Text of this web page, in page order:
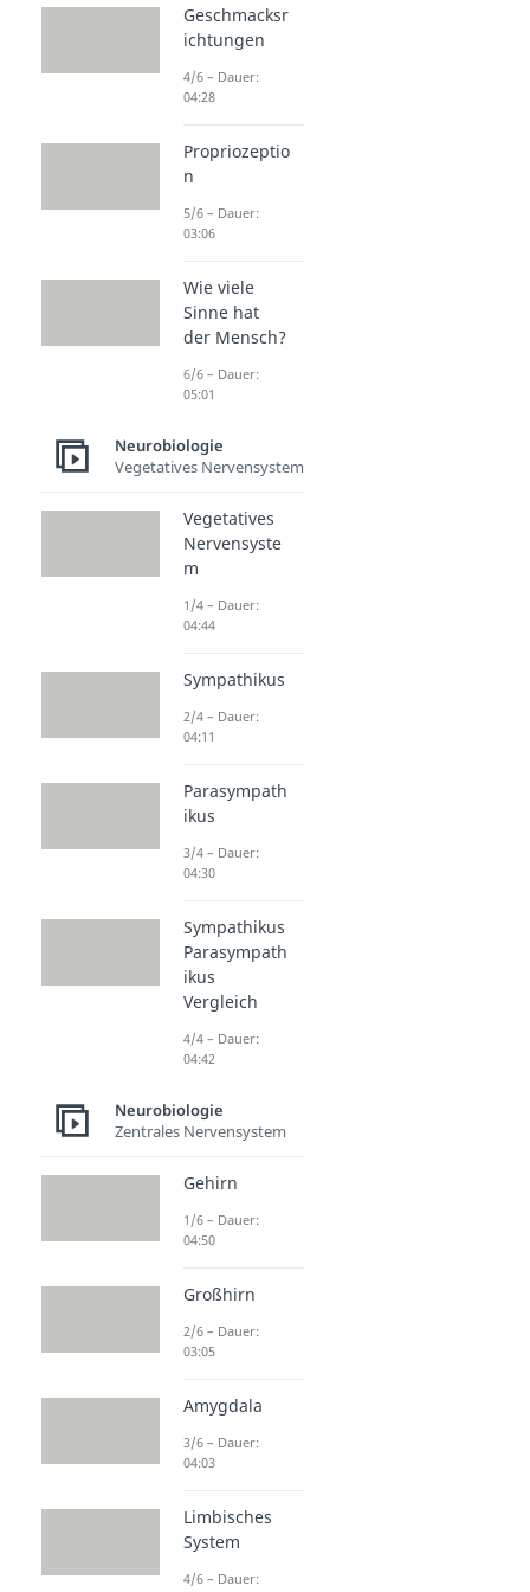
Geschmacksr
ichtungen
4/6 – Dauer:
04:28
Propriozeptio
n
5/6 – Dauer:
03:06
Wie viele
Sinne hat
der Mensch?
6/6 – Dauer:
05:01
Neurobiologie
Vegetatives Nervensystem
Vegetatives
Nervensyste
m
1/4 – Dauer:
04:44
Sympathikus
2/4 – Dauer:
04:11
Parasympath
ikus
3/4 – Dauer:
04:30
Sympathikus
Parasympath
ikus
Vergleich
4/4 – Dauer:
04:42
Neurobiologie
Zentrales Nervensystem
Gehirn
1/6 – Dauer:
04:50
Großhirn
2/6 – Dauer:
03:05
Amygdala
3/6 – Dauer:
04:03
Limbisches
System
4/6 – Dauer: